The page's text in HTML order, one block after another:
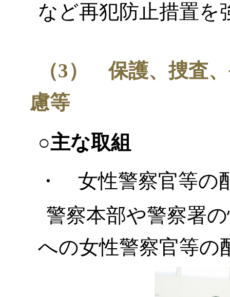
など再犯防止措置を
（3） 保護、捜査
慮等
○主な取組
・ 女性警察官等の
警察本部や警察署
への女性警察官等の